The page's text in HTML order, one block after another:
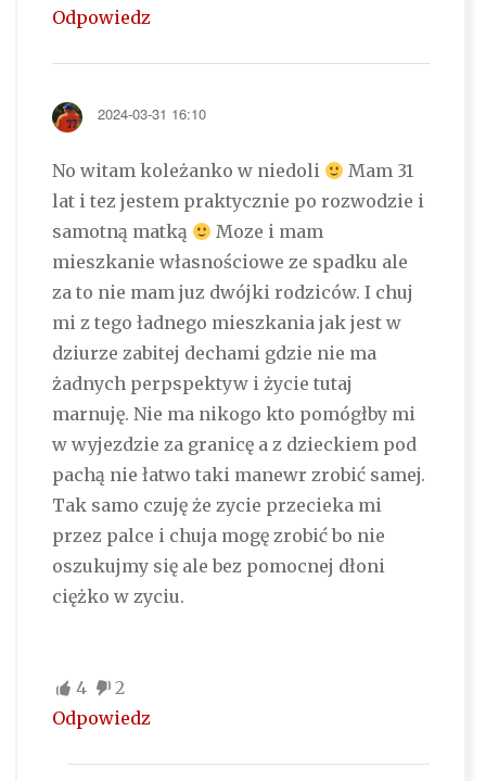
Odpowiedz
2024-03-31 16:10
No witam koleżanko w niedoli
Mam 31
lat i tez jestem praktycznie po rozwodzie i
samotną matką
Moze i mam
mieszkanie własnościowe ze spadku ale
za to nie mam juz dwójki rodziców. I chuj
mi z tego ładnego mieszkania jak jest w
dziurze zabitej dechami gdzie nie ma
żadnych perpspektyw i życie tutaj
marnuję. Nie ma nikogo kto pomógłby mi
w wyjezdzie za granicę a z dzieckiem pod
pachą nie łatwo taki manewr zrobić samej.
Tak samo czuję że zycie przecieka mi
przez palce i chuja mogę zrobić bo nie
oszukujmy się ale bez pomocnej dłoni
ciężko w zyciu.
4
2
Odpowiedz